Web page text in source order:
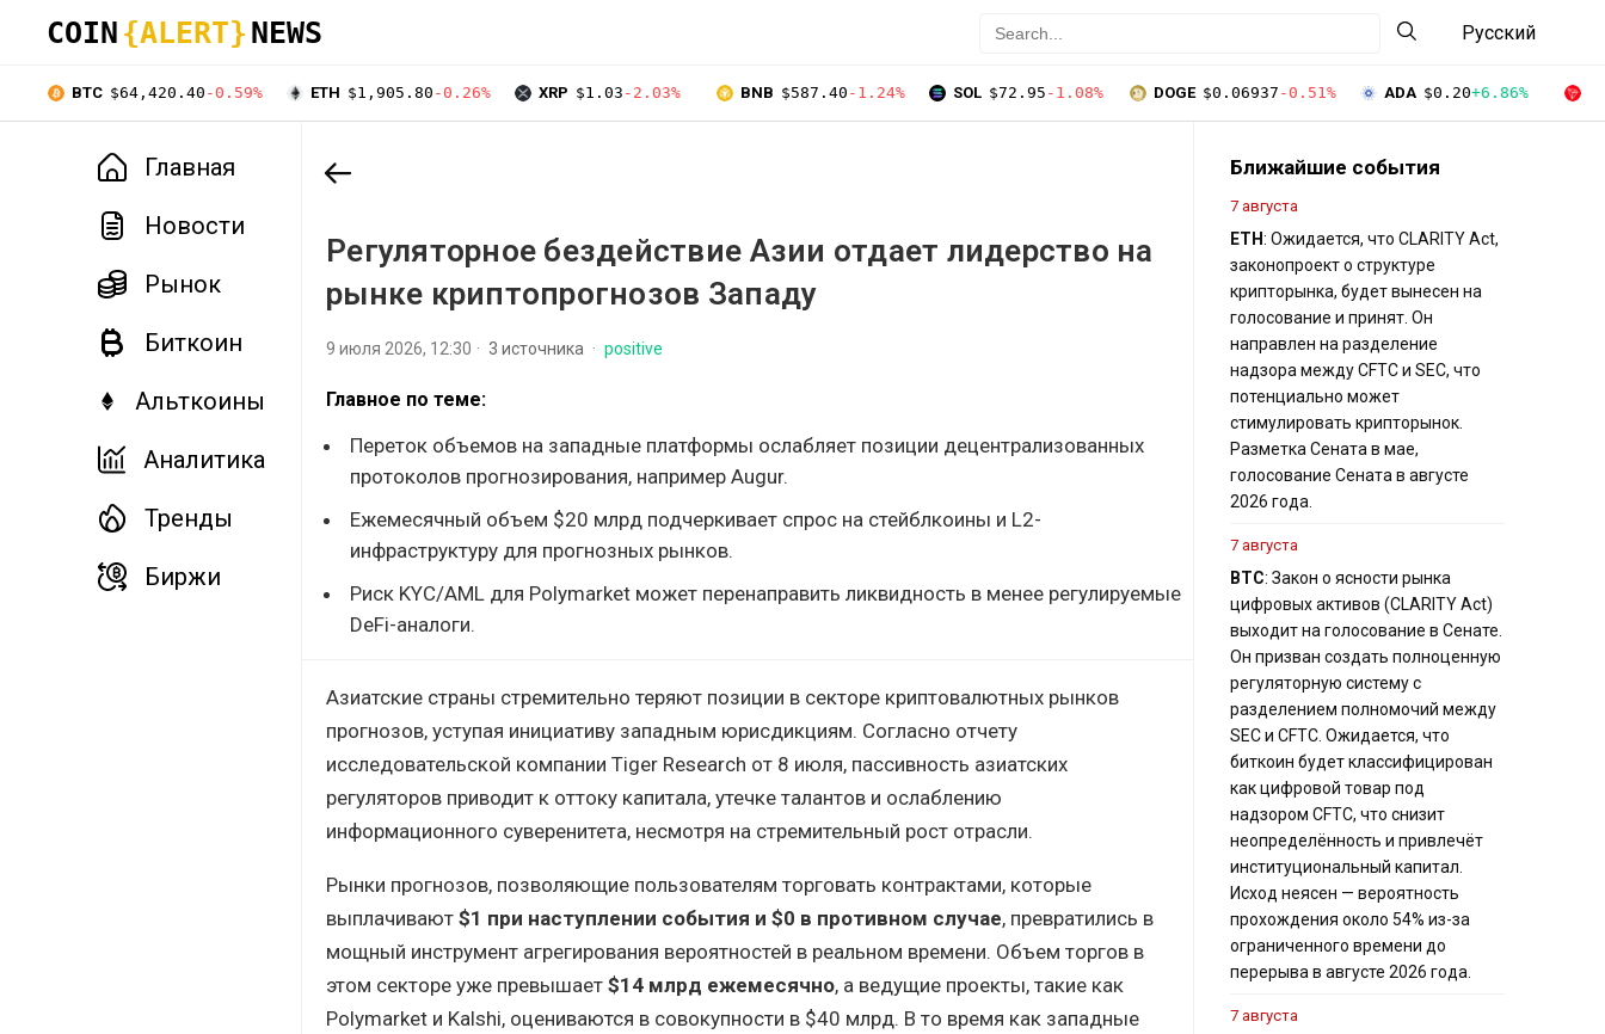
COIN {ALERT} NEWS Русский
BTC $64,420.40 -0.59% ETH $1,905.80 -0.26% XRP $1.03 -2.03% BNB $587.40 -1.24% SOL $72.95 -1.08% DOGE $0.06937 -0.51% ADA $0.20+6.86%
Главная
Новости
Рынок
Биткоин
Альткоины
Аналитика
Тренды
Биржи
Регуляторное бездействие Азии отдает лидерство на
рынке криптопрогнозов Западу
9 июля 2026, 12:30 3 источника positive
Главное по теме:
Переток объемов на западные платформы ослабляет позиции децентрализованных
протоколов прогнозирования, например Augur.
Ежемесячный объем $20 млрд подчеркивает спрос на стейблкоины и L2-
инфраструктуру для прогнозных рынков.
Риск KYC/AML для Polymarket может перенаправить ликвидность в менее регулируемые
DeFi-аналоги.
Азиатские страны стремительно теряют позиции в секторе криптовалютных рынков
прогнозов, уступая инициативу западным юрисдикциям. Согласно отчету
исследовательской компании Tiger Research от 8 июля, пассивность азиатских
регуляторов приводит к оттоку капитала, утечке талантов и ослаблению
информационного суверенитета, несмотря на стремительный рост отрасли.
Рынки прогнозов, позволяющие пользователям торговать контрактами, которые
выплачивают $1 при наступлении события и $0 в противном случае, превратились в
мощный инструмент агрегирования вероятностей в реальном времени. Объем торгов в
этом секторе уже превышает $14 млрд ежемесячно, а ведущие проекты, такие как
Polymarket и Kalshi, оцениваются в совокупности в $40 млрд. В то время как западные
Ближайшие события
7 августа
ETH: Ожидается, что CLARITY Act,
законопроект о структуре
крипторынка, будет вынесен на
голосование и принят. Он
направлен на разделение
надзора между CFTC и SEC, что
потенциально может
стимулировать крипторынок.
Разметка Сената в мае,
голосование Сената в августе
2026 года.
7 августа
BTC: Закон о ясности рынка
цифровых активов (CLARITY Act)
выходит на голосование в Сенате.
Он призван создать полноценную
регуляторную систему с
разделением полномочий между
SEC и CFTC. Ожидается, что
биткоин будет классифицирован
как цифровой товар под
надзором CFTC, что снизит
неопределённость и привлечёт
институциональный капитал.
Исход неясен — вероятность
прохождения около 54% из-за
ограниченного времени до
перерыва в августе 2026 года.
7 августа